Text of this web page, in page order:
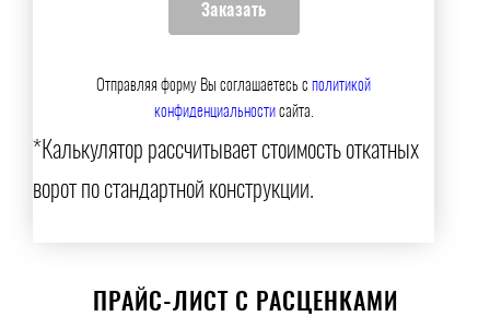
Отправляя форму Вы соглашаетесь сполитикой
конфиденциальностисайта.
*Калькулятор рассчитывает стоимость откатных
ворот по стандартной конструкции.
ПРАЙС-ЛИСТ С РАСЦЕНКАМИ